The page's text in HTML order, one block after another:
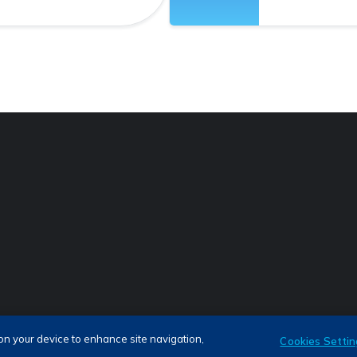
your device to enhance site navigation,
Cookies